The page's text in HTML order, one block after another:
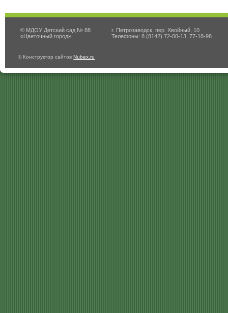
© МДОУ Детский сад № 88
«Цветочный город»
г. Петрозаводск, пер. Хвойный, 10
Телефоны: 8 (8142) 72-00-13, 77-18-98
© Конструктор сайтовNubex.ru